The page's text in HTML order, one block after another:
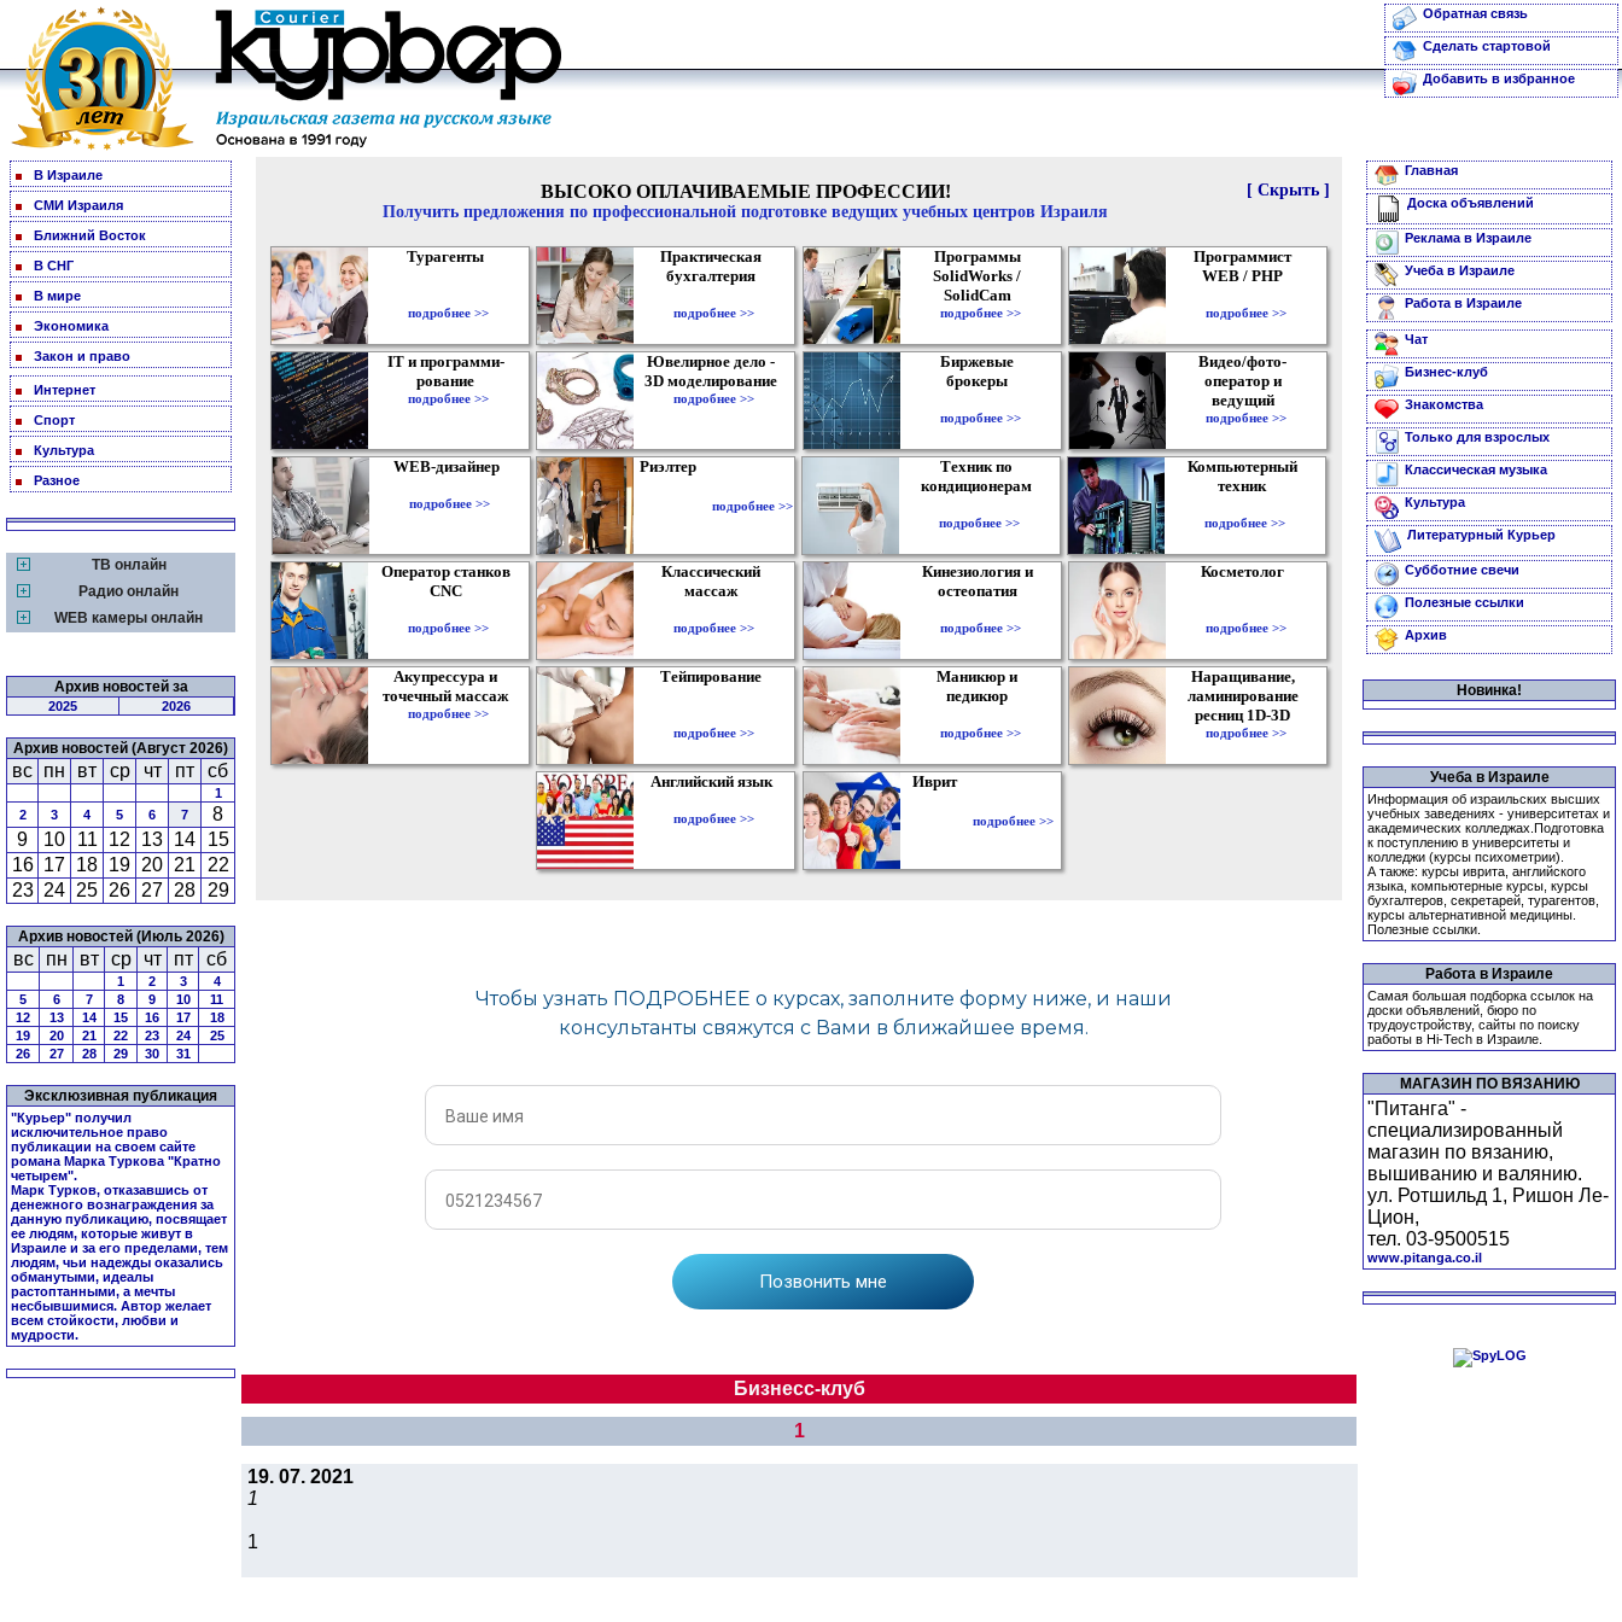
Обратная связь
Сделать стартовой
Добавить в избранное
В Израиле
СМИ Израиля
Ближний Восток
В СНГ
В мире
Экономика
Закон и право
Интернет
Спорт
Культура
Разное
ТВ онлайн
Радио онлайн
WEB камеры онлайн
Архив новостей за
2025 2026
Архив новостей (Август 2026)
вс пн вт ср чт пт сб
1
2
3 4 5 6 7
8
9
10 11 12 13 14
15
16 17 18 19 20 21
22
23 24 25 26 27 28 29
Архив новостей (Июль 2026)
вс пн вт ср чт пт сб
1 2 3
4
5
6 7 8 9 10
11
12
13 14 15 16 17
18
19
20 21 22 23 24
25
26
27 28 29 30 31
Эксклюзивная публикация
"Курьер" получил
исключительное право
публикации на своем сайте
романа Марка Туркова "Кратно
четырем".
Марк Турков, отказавшись от
денежного вознаграждения за
данную публикацию, посвящает
ее людям, которые живут в
Израиле и за его пределами, тем
людям, чьи надежды оказались
обманутыми, идеалы
растоптанными, а мечты
несбывшимися. Автор желает
всем стойкости, любви и
мудрости.
[ Скрыть ]
ВЫСОКО ОПЛАЧИВАЕМЫЕ ПРОФЕССИИ!
Получить предложения по профессиональной подготовке ведущих учебных центров Израиля
Турагенты
подробнее >>
Практическая
бухгалтерия
подробнее >>
Программы
SolidWorks /
SolidCam
подробнее >>
Программист
WEB / PHP
подробнее >>
IT и программи-
рование
подробнее >>
Ювелирное дело -
3D моделирование
подробнее >>
Биржевые
брокеры
подробнее >>
Видео/фото-
оператор и
ведущий
подробнее >>
WEB-дизайнер
подробнее >>
Риэлтер
подробнее >>
Техник по
кондиционерам
подробнее >>
Компьютерный
техник
подробнее >>
Оператор станков
CNC
подробнее >>
Классический
массаж
подробнее >>
Кинезиология и
остеопатия
подробнее >>
Косметолог
подробнее >>
Акупрессура и
точечный массаж
подробнее >>
Тейпирование
подробнее >>
Маникюр и
педикюр
подробнее >>
Наращивание,
ламинирование
ресниц 1D-3D
подробнее >>
Английский язык
подробнее >>
Иврит
подробнее >>
Бизнесс-клуб
1
19. 07. 2021
1
1
Главная
Доска объявлений
Реклама в Израиле
Учеба в Израиле
Работа в Израиле
Чат
Бизнес-клуб
Знакомства
Только для взрослых
Классическая музыка
Культура
Литературный Курьер
Субботние свечи
Полезные ссылки
Архив
Новинка!
Учеба в Израиле
Информация об израильских высших
учебных заведениях - университетах и
академических колледжах.Подготовка
к поступлению в университеты и
колледжи (курсы психометрии).
А также: курсы иврита, английского
языка, компьютерные курсы, курсы
бухгалтеров, секретарей, турагентов,
курсы альтернативной медицины.
Полезные ссылки.
Работа в Израиле
Самая большая подборка ссылок на
доски объявлений, бюро по
трудоустройству, сайты по поиску
работы в Hi-Tech в Израиле.
МАГАЗИН ПО ВЯЗАНИЮ
"Питанга" -
специализированный
магазин по вязанию,
вышиванию и валянию.
ул. Ротшильд 1, Ришон Ле-
Цион,
тел. 03-9500515
www.pitanga.co.il